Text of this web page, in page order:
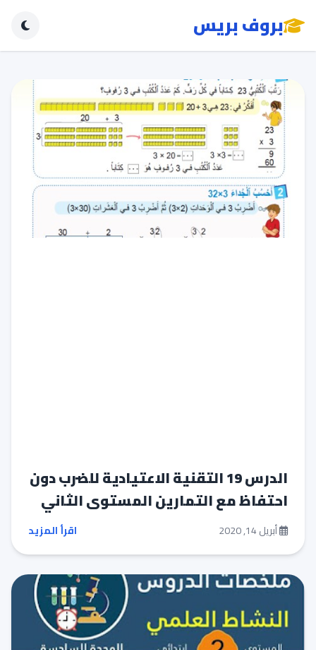
بروف بريس
الدرس 19 التقنية الاعتيادية للضرب دون
احتفاظ مع التمارين المستوى الثاني
أبريل 14, 2020 اقرأ المزيد